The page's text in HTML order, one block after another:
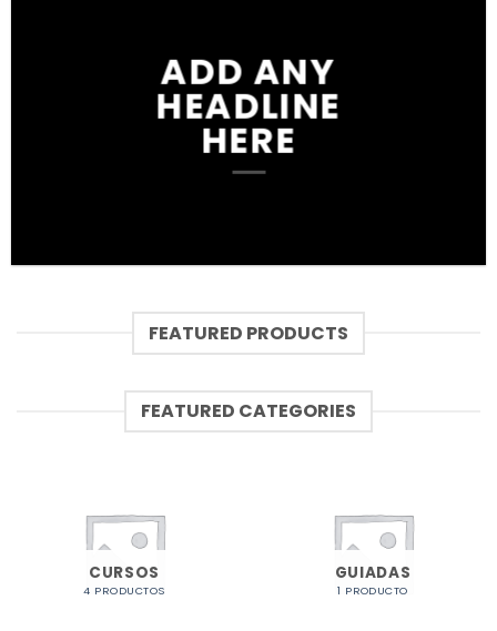
ADD ANY
HEADLINE
HERE
FEATURED PRODUCTS
FEATURED CATEGORIES
CURSOS
4 PRODUCTOS
GUIADAS
1 PRODUCTO